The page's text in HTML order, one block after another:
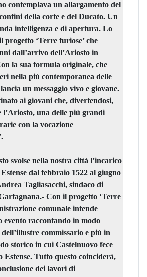
contemplava un allargamento del
della corte e del Ducato. Un
intelligenza e di apertura. Lo
progetto ‘Terre furiose’ che
dall’arrivo dell’Ariosto in
la sua formula originale, che
nella più contemporanea delle
un messaggio vivo e giovane.
ai giovani che, divertendosi,
l’Ariosto, una delle più grandi
con la vocazione
svolse nella nostra città l’incarico
dal febbraio 1522 al giugno
Tagliasacchi, sindaco di
Con il progetto ‘Terre
comunale intende
evento raccontando in modo
commissario e più in
storico in cui Castelnuovo fece
Estense. Tutto questo coinciderà,
dei lavori di